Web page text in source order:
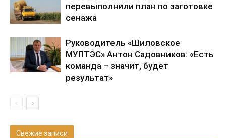
перевыполнили план по заготовке
сенажа
Руководитель «Шиловское
МУПТЭС» Антон Садовников: «Есть
команда – значит, будет
результат»
Свежие записи